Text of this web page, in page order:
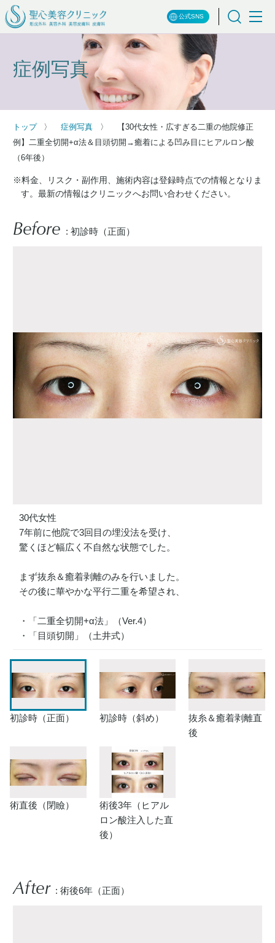
公式SNS
症例写真
トップ 症例写真
【30代女性・広すぎる二重の他院修正
例】二重全切開+α法＆目頭切開→癒着による凹み目にヒアルロン酸
（6年後）
※料金、リスク・副作用、施術内容は登録時点での情報となりま
す。最新の情報はクリニックへお問い合わせください。
Before : 初診時（正面）
30代女性
7年前に他院で3回目の埋没法を受け、
驚くほど幅広く不自然な状態でした。
まず抜糸＆癒着剥離のみを行いました。
その後に華やかな平行二重を希望され、
・「二重全切開+α法」（Ver.4）
・「目頭切開」（土井式）
初診時（正面） 初診時（斜め）
抜糸＆癒着剥離直
後
術直後（閉瞼）
術後3年（ヒアル
ロン酸注入した直
後）
After : 術後6年（正面）